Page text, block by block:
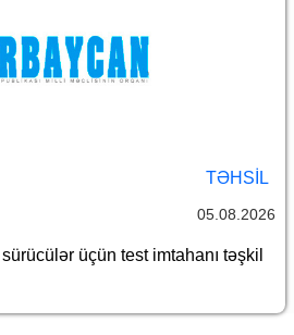
TƏHSIL
05.08.2026
üçün test imtahanı təşkil